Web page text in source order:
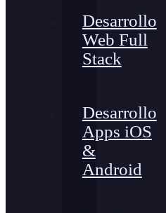
Desarrollo
Web Full
Stack
Desarrollo
Apps iOS
&
Android